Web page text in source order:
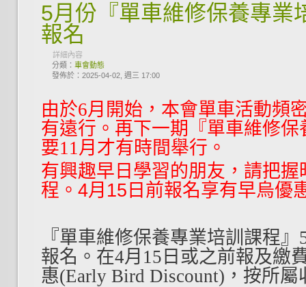
5月份『單車維修保養專業
報名
詳細內容
分類： 車會動態
發佈於：2025-04-02, 週三 17:00
由於6月開始，本會單車活動頻
有遠行。再下一期『單車維修
要11月才有時間舉行。
有興趣早日學習的朋友，請把
程。 4月15日前報名享有早烏優
『單車維修保養專業培訓課程
報名。在4月15日或之前報及繳
惠(Early Bird Discount)，按所